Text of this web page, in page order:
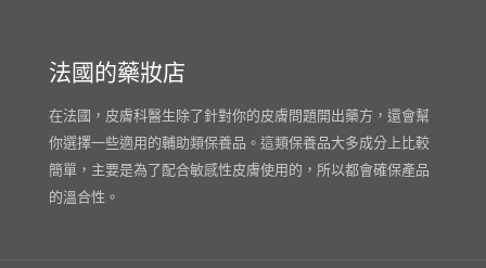
法國的藥妝店
在法國，皮膚科醫生除了針對你的皮膚問題開出藥方，還會幫
你選擇一些適用的輔助類保養品。這類保養品大多成分上比較
簡單，主要是為了配合敏感性皮膚使用的，所以都會確保產品
的溫合性。